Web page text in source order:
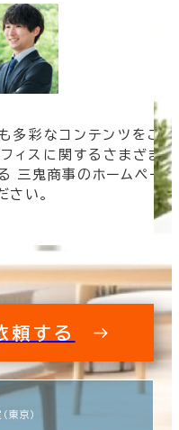
多彩なコンテンツをご
ィスに関するさまざま
三鬼商事のホームペー
さい。
頼する
東京）